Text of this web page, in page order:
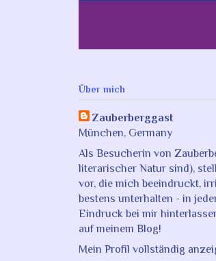
Über mich
Zauberberggast
München, Germany
Als Besucherin von
literarischer Natur sind),
vor, die mich beeindruckt,
bestens unterhalten - in
Eindruck bei mir
auf meinem Blog!
Mein Profil vollständig